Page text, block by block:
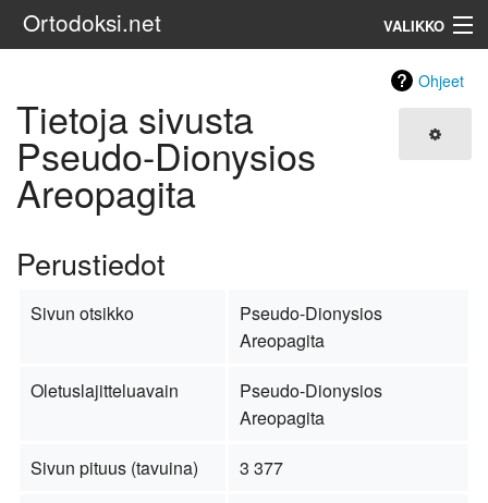
Ortodoksi.net VALIKKO
Haku
Ohjeet
Tietoja sivusta
Pseudo-Dionysios
Areopagita
Perustiedot
Sivun otsikko
Pseudo-Dionysios
Areopagita
Oletuslajitteluavain
Pseudo-Dionysios
Areopagita
Sivun pituus (tavuina)
3 377